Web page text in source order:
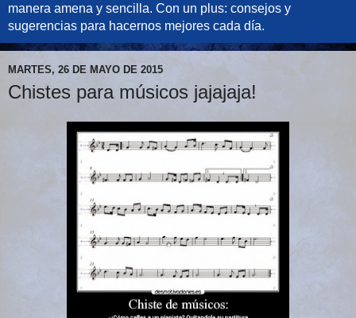
manera amena y sencilla. Con un plus: consejos y
sugerencias para hacernos mejores cada día.
MARTES, 26 DE MAYO DE 2015
Chistes para músicos jajajaja!